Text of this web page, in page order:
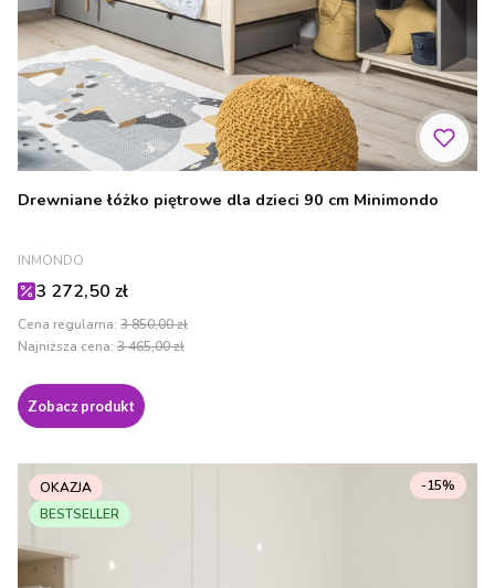
Drewniane łóżko piętrowe dla dzieci 90 cm Minimondo
PRODUCENT
INMONDO
Cena promocyjna
3 272,50 zł
Cena regularna: 3 850,00 zł
Najniższa cena: 3 465,00 zł
Zobacz produkt
OKAZJA
BESTSELLER
-15%